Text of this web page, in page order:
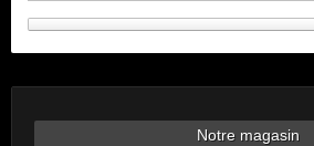
Notre magasin